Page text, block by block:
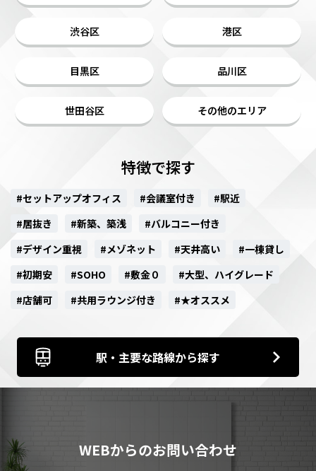
渋谷区 港区
目黒区 品川区
世田谷区 その他のエリア
特徴で探す
#セットアップオフィス #会議室付き
#駅近
#居抜き
#新築、築浅
#バルコニー付き
#デザイン重視
#メゾネット #天井高い
#一棟貸し
#初期安
#SOHO #敷金０
#大型、ハイグレード
#店舗可
#共用ラウンジ付き #★オススメ
駅・主要な路線から探す
WEBからのお問い合わせ